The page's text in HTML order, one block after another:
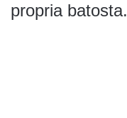
propria batosta.